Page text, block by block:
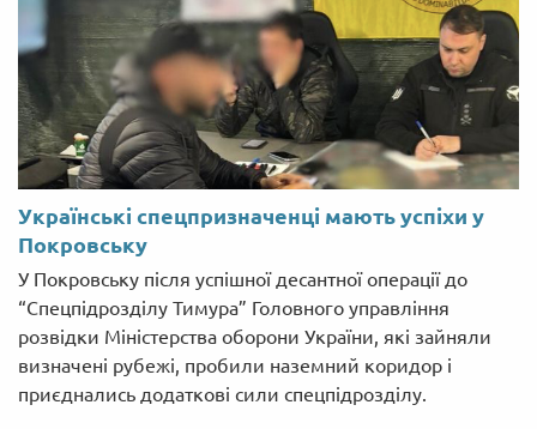
Українські спецпризначенці мають успіхи у
Покровську
У Покровську після успішної десантної операції до
“Спецпідрозділу Тимура” Головного управління
розвідки Міністерства оборони України, які зайняли
визначені рубежі, пробили наземний коридор і
приєднались додаткові сили спецпідрозділу.